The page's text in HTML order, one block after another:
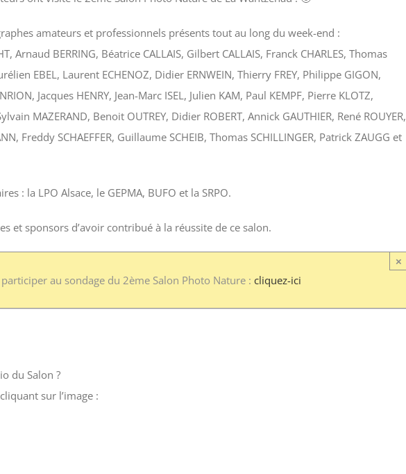
amateurs et professionnels présents tout au long du week-end :
Arnaud BERRING, Béatrice CALLAIS, Gilbert CALLAIS, Franck CHARLES, Thomas
EBEL, Laurent ECHENOZ, Didier ERNWEIN, Thierry FREY, Philippe GIGON,
Jacques HENRY, Jean-Marc ISEL, Julien KAM, Paul KEMPF, Pierre KLOTZ,
MAZERAND, Benoit OUTREY, Didier ROBERT, Annick GAUTHIER, René ROUYER,
Freddy SCHAEFFER, Guillaume SCHEIB, Thomas SCHILLINGER, Patrick ZAUGG et
: la LPO Alsace, le GEPMA, BUFO et la SRPO.
et sponsors d’avoir contribué à la réussite de ce salon.
au sondage du 2ème Salon Photo Nature :cliquez-ici
×
du Salon ?
sur l’image :